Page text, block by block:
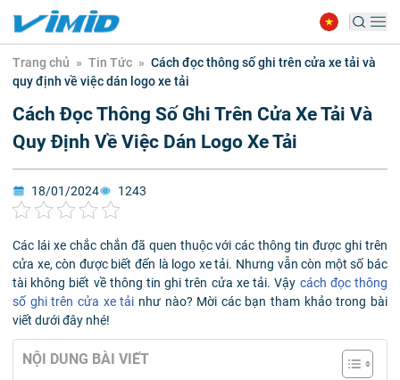
Trang chủ » Tin Tức » Cách đọc thông số ghi trên cửa xe tải và
quy định về việc dán logo xe tải
Cách Đọc Thông Số Ghi Trên Cửa Xe Tải Và
Quy Định Về Việc Dán Logo Xe Tải
18/01/2024 1243
Các lái xe chắc chắn đã quen thuộc với các thông tin được ghi trên
cửa xe, còn được biết đến là logo xe tải. Nhưng vẫn còn một số bác
tài không biết về thông tin ghi trên cửa xe tải. Vậy cách đọc thông
số ghi trên cửa xe tải như nào? Mời các bạn tham khảo trong bài
viết dưới đây nhé!
NỘI DUNG BÀI VIẾT